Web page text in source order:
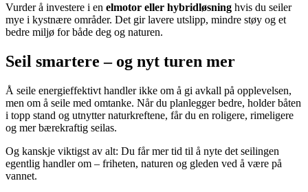
Vurder å investere i en elmotor eller hybridløsning hvis du seiler
mye i kystnære områder. Det gir lavere utslipp, mindre støy og et
bedre miljø for både deg og naturen.
Seil smartere – og nyt turen mer
Å seile energieffektivt handler ikke om å gi avkall på opplevelsen,
men om å seile med omtanke. Når du planlegger bedre, holder båten
i topp stand og utnytter naturkreftene, får du en roligere, rimeligere
og mer bærekraftig seilas.
Og kanskje viktigst av alt: Du får mer tid til å nyte det seilingen
egentlig handler om – friheten, naturen og gleden ved å være på
vannet.